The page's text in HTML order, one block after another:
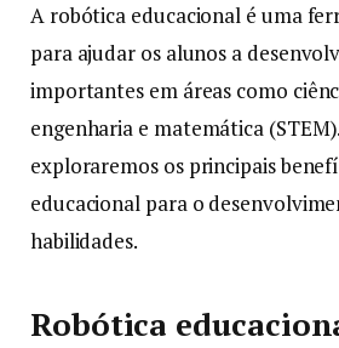
A robótica educacional é uma
para ajudar os alunos a
importantes em áreas como
engenharia e matemática
exploraremos os principais
educacional para o
habilidades.
Robótica